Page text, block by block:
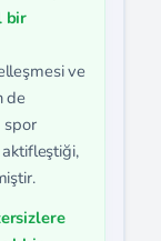
bir
ve
de
spor